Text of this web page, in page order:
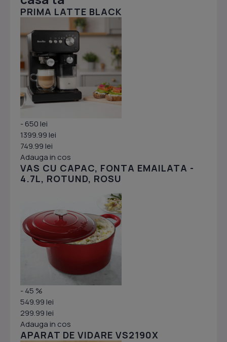
PRIMA LATTE BLACK
- 650 lei
1399.99 lei
749.99 lei
Adauga in cos
VAS CU CAPAC, FONTA EMAILATA -
4.7L, ROTUND, ROSU
- 45 %
549.99 lei
299.99 lei
Adauga in cos
APARAT DE VIDARE VS2190X